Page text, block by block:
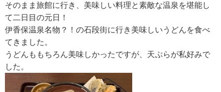
そのまま旅館に行き、美味しい料理と素敵な温泉を堪能し
て二日目の元日！
伊香保温泉名物？！の石段街に行き美味しいうどんを食べ
てきました。
うどんももちろん美味しかったですが、天ぷらが私好みで
した。